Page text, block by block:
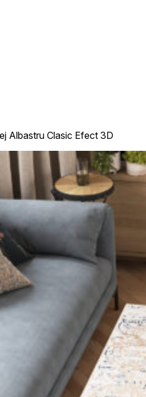
Albastru Clasic Efect 3D
utilizatori și, astfel, mai valoroase
neclasificate
sunt cookie-uri aflate în